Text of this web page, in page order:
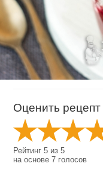
Оценить рецепт
Рейтинг5 из5
на основе7 голосов